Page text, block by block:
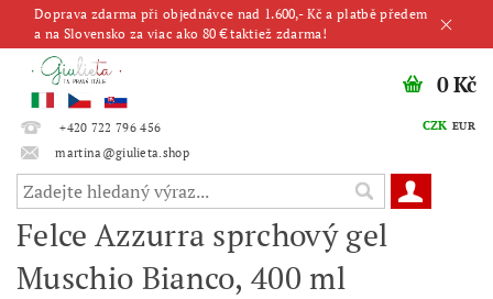
Doprava zdarma při objednávce nad 1.600,- Kč a platbě předem
a na Slovensko za viac ako 80 € taktiež zdarma!
+420 722 796 456
martina@giulieta.shop
CZK EUR
0 Kč
Felce Azzurra sprchový gel
Muschio Bianco, 400 ml